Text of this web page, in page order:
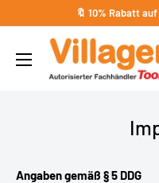
Inhalt
🔖 10% Rabatt
Villager
Angaben gemäß § 5 DDG